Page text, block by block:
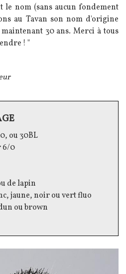
le nom (sans aucun fondement
au Tavan son nom d'origine
30 ans. Merci à tous
! "
ou 30BL
6/0
de lapin
jaune, noir ou vert fluo
ou brown